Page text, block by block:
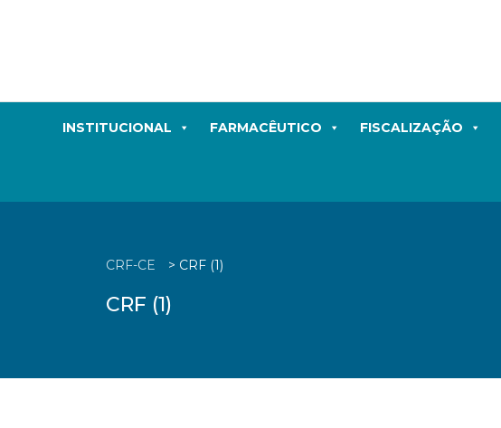
INSTITUCIONAL FARMACÊUTICO FISCALIZAÇÃO
CRF-CE > CRF (1)
CRF (1)